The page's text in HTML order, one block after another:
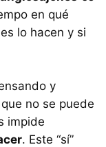
en qué
lo hacen y si
y
no se puede
impide
. Este “sí”